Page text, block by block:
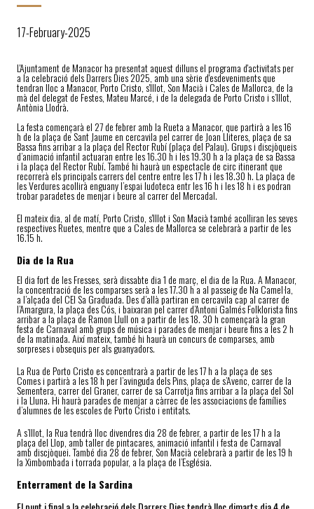
17-February-2025
L'Ajuntament de Manacor ha presentat aquest dilluns el programa d'activitats per
a la celebració dels Darrers Dies 2025, amb una sèrie d'esdeveniments que
tendran lloc a Manacor, Porto Cristo, s'Illot, Son Macià i Cales de Mallorca, de la
mà del delegat de Festes, Mateu Marcé, i de la delegada de Porto Cristo i s’Illot,
Antònia Llodrà.
La festa començarà el 27 de febrer amb la Rueta a Manacor, que partirà a les 16
h de la plaça de Sant Jaume en cercavila pel carrer de Joan Lliteres, plaça de sa
Bassa fins arribar a la plaça del Rector Rubí (plaça del Palau). Grups i discjòqueis
d’animació infantil actuaran entre les 16.30 h i les 19.30 h a la plaça de sa Bassa
i la plaça del Rector Rubí. També hi haurà un espectacle de circ itinerant que
recorrerà els principals carrers del centre entre les 17 h i les 18.30 h. La plaça de
les Verdures acollirà enguany l’espai ludoteca entr les 16 h i les 18 h i es podran
trobar paradetes de menjar i beure al carrer del Mercadal.
El mateix dia, al de matí, Porto Cristo, s'Illot i Son Macià també acolliran les seves
respectives Ruetes, mentre que a Cales de Mallorca se celebrarà a partir de les
16.15 h.
Dia de la Rua
El dia fort de les Fresses, serà dissabte dia 1 de març, el dia de la Rua. A Manacor,
la concentració de les comparses serà a les 17.30 h a al passeig de Na Camel·la,
a l’alçada del CEI Sa Graduada. Des d’allà partiran en cercavila cap al carrer de
l’Amargura, la plaça des Cós, i baixaran pel carrer d’Antoni Galmés Folklorista fins
arribar a la plaça de Ramon Llull on a partir de les 18. 30 h començarà la gran
festa de Carnaval amb grups de música i parades de menjar i beure fins a les 2 h
de la matinada. Així mateix, també hi haurà un concurs de comparses, amb
sorpreses i obsequis per als guanyadors.
La Rua de Porto Cristo es concentrarà a partir de les 17 h a la plaça de ses
Comes i partirà a les 18 h per l’avinguda dels Pins, plaça de s’Avenc, carrer de la
Sementera, carrer del Graner, carrer de sa Carrotja fins arribar a la plaça del Sol
i la Lluna. Hi haurà parades de menjar a càrrec de les associacions de famílies
d’alumnes de les escoles de Porto Cristo i entitats.
A s’Illot, la Rua tendrà lloc divendres dia 28 de febrer, a partir de les 17 h a la
plaça del Llop, amb taller de pintacares, animació infantil i festa de Carnaval
amb discjòquei. També dia 28 de febrer, Son Macià celebrarà a partir de les 19 h
la Ximbombada i torrada popular, a la plaça de l’Església.
Enterrament de la Sardina